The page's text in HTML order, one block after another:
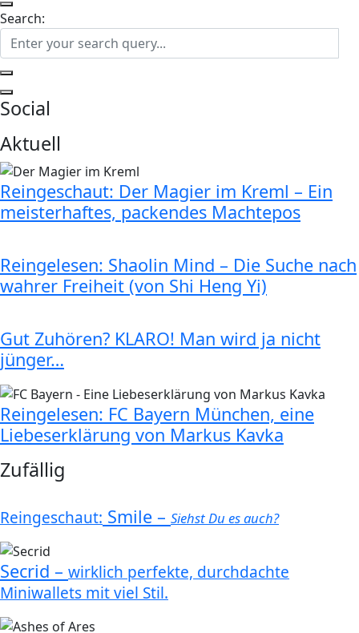
Search:
Social
Aktuell
Reingeschaut: Der Magier im Kreml – Ein
meisterhaftes, packendes Machtepos
Reingelesen: Shaolin Mind – Die Suche nach
wahrer Freiheit (von Shi Heng Yi)
Gut Zuhören? KLARO! Man wird ja nicht
jünger…
Reingelesen: FC Bayern München, eine
Liebeserklärung von Markus Kavka
Zufällig
Reingeschaut: Smile – Siehst Du es auch?
Secrid – wirklich perfekte, durchdachte
Miniwallets mit viel Stil.